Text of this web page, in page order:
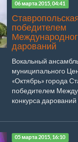
06 марта 2015, 04:41
победителем
дарований
Вокальный
муниципального
«Октябрь» города
победителем
конкурса дарований
05 марта 2015, 16:10